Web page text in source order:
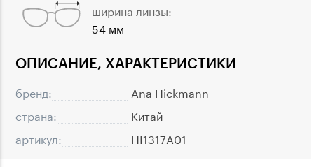
ОПИСАНИЕ, ХАРАКТЕРИСТИКИ
бренд:
Ana Hickmann
страна:
Китай
артикул:
HI1317A01
ширина линзы:
54 мм